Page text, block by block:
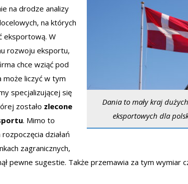
Dania to mały kraj
eksportowych dla
na drodze analizy
na których
eksportową. W
rozwoju eksportu,
chce wziąć pod
może liczyć w tym
specjalizującej się
zostało zlecone
. Mimo to
działań
zagranicznych,
pewne sugestie. Także przemawia za tym wymiar